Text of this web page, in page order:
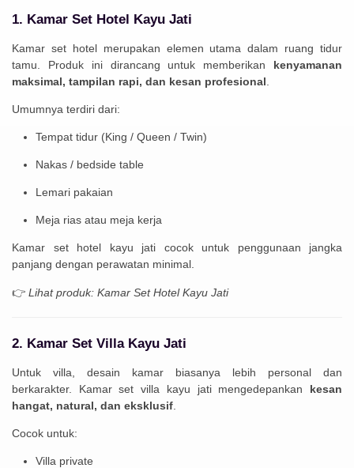
1. Kamar Set Hotel Kayu Jati
Kamar set hotel merupakan elemen utama dalam ruang tidur
tamu. Produk ini dirancang untuk memberikan kenyamanan
maksimal, tampilan rapi, dan kesan profesional
Umumnya terdiri dari:
Tempat tidur (King / Queen / Twin)
Nakas / bedside table
Lemari pakaian
Meja rias atau meja kerja
Kamar set hotel kayu jati cocok untuk penggunaan jangka
panjang dengan perawatan minimal.
👉 Lihat produk: Kamar Set Hotel Kayu Jati
2. Kamar Set Villa Kayu Jati
Untuk villa, desain kamar biasanya lebih personal dan
berkarakter. Kamar set villa kayu jati mengedepankan kesan
hangat, natural, dan eksklusif
Cocok untuk:
Villa private